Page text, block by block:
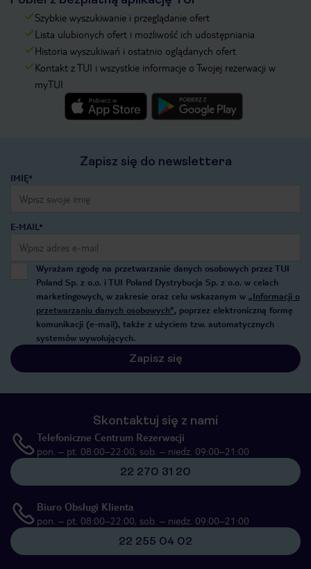
Szybkie wyszukiwanie i przeglądanie ofert
Lista ulubionych ofert i możliwość ich udostępniania
Historia wyszukiwań i ostatnio oglądanych ofert
Kontakt z TUI i wszystkie informacje o Twojej rezerwacji w
myTUI
Zapisz się do newslettera
IMIĘ*
E-MAIL*
Wyrażam zgodę na przetwarzanie danych osobowych przez TUI
Poland Sp. z o.o. i TUI Poland Dystrybucja Sp. z o.o. w celach
marketingowych, w zakresie oraz celu wskazanym w „Informacji o
przetwarzaniu danych osobowych”, poprzez elektroniczną formę
komunikacji (e-mail), także z użyciem tzw. automatycznych
systemów wywołujących.
Zapisz się
Skontaktuj się z nami
Telefoniczne Centrum Rezerwacji
pon. – pt. 08:00–22:00, sob. – niedz. 09:00–21:00
22 270 31 20
Biuro Obsługi Klienta
pon. – pt. 08:00–22:00, sob. – niedz. 09:00–21:00
22 255 04 02